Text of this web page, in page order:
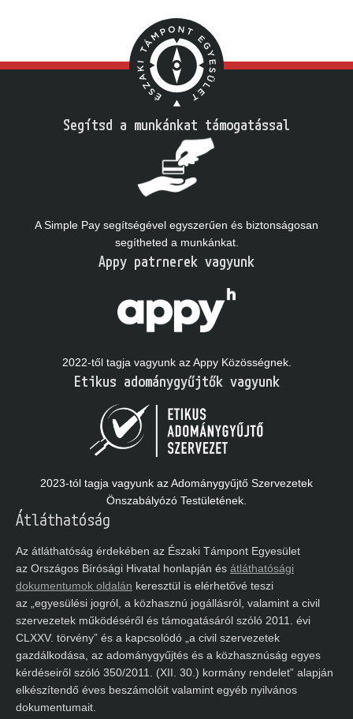
Segítsd a munkánkat támogatással
A Simple Pay segítségével egyszerűen és biztonságosan
segítheted a munkánkat.
Appy patrnerek vagyunk
2022-től tagja vagyunk az Appy Közösségnek.
Etikus adománygyűjtők vagyunk
2023-tól tagja vagyunk az Adománygyűjtő Szervezetek
Önszabályózó Testületének.
Átláthatóság
Az átláthatóság érdekében az Északi Támpont Egyesület
az Országos Bírósági Hivatal honlapján ésátláthatósági
dokumentumok oldalánkeresztül is elérhetővé teszi
az „egyesülési jogról, a közhasznú jogállásról, valamint a civil
szervezetek működéséről és támogatásáról szóló 2011. évi
CLXXV. törvény” és a kapcsolódó „a civil szervezetek